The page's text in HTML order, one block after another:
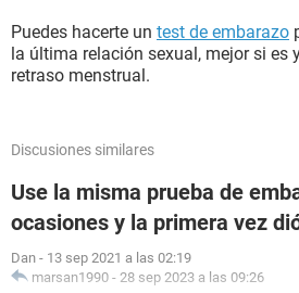
Puedes hacerte un test de embarazo
la última relación sexual, mejor si es
retraso menstrual.
Discusiones similares
Use la misma prueba de
ocasiones y la primera vez
Dan - 13 sep 2021 a las 02:19
marsan1990 - 28 sep 2023 a las 09:26